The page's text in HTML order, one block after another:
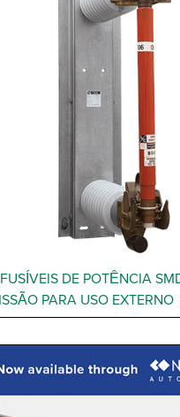
DE POTÊNCIA
PARA USO EXTERNO